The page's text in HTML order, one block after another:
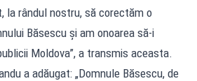
la rândul nostru, să corectăm o
Băsescu și am onoarea să-i
Moldova”, a transmis aceasta.
a adăugat: „Domnule Băsescu, de